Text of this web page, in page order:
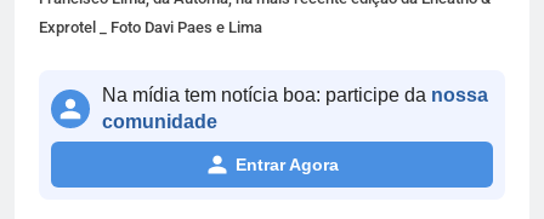
Exprotel _ Foto Davi Paes e Lima
Na mídia tem notícia boa: participe da nossa
comunidade
Entrar Agora